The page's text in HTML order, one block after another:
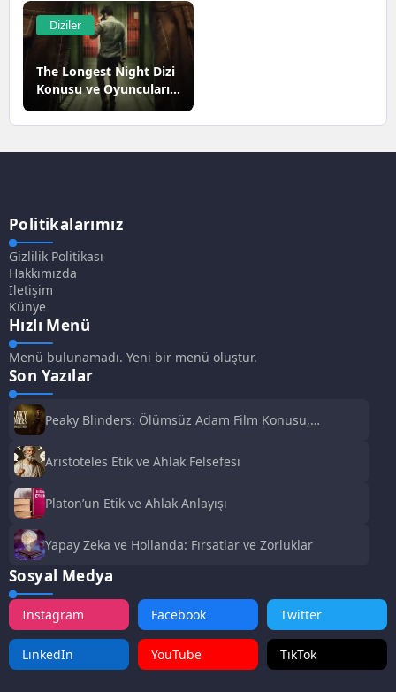
Diziler
The Longest Night Dizi
Konusu ve Oyuncuları |
Netflix
Politikalarımız
Gizlilik Politikası
Hakkımızda
İletişim
Künye
Hızlı Menü
Menü bulunamadı. Yeni bir menü oluştur.
Son Yazılar
Peaky Blinders: Ölümsüz Adam Film Konusu,
Aristoteles Etik ve Ahlak Felsefesi
Platon’un Etik ve Ahlak Anlayışı
Yapay Zeka ve Hollanda: Fırsatlar ve Zorluklar
Sosyal Medya
Instagram Facebook Twitter
LinkedIn YouTube TikTok